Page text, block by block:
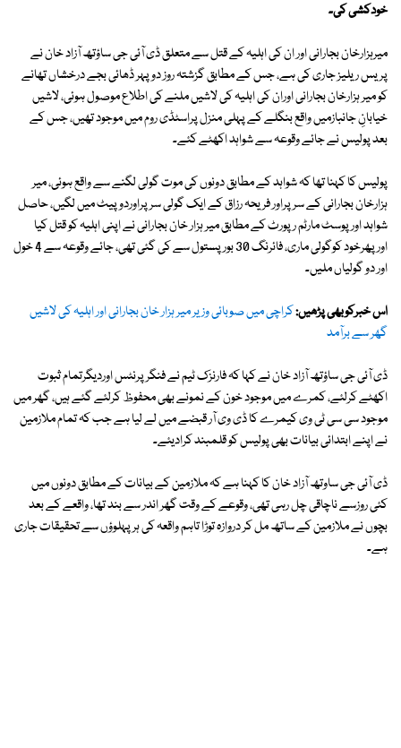
خودکشی کی۔
میرہزارخان بجارانی اور ان کی اہلیہ کے قتل سے متعلق ڈی آئی جی ساؤتھ آزاد خان نے
پریس ریلیز جاری کی ہے، جس کے مطابق گزشتہ روز دوپہر ڈھائی بجے درخشاں تھانے
کو میر ہزارخان بجارانی اوران کی اہلیہ کی لاشیں ملنے کی اطلاع موصول ہوئی، لاشیں
خیابانِ جانبازمیں واقع بنگلے کے پہلی منزل پراسٹڈی روم میں موجود تھیں، جس کے
بعد پولیس نے جائے وقوعہ سے شواہد اکھٹے کئے۔
پولیس کا کہنا تھا کہ شواہد کے مطابق دونوں کی موت گولی لگنے سے واقع ہوئی، میر
ہزارخان بجارانی کے سر پراور فریحہ رزاق کے ایک گولی سرپراوردوپیٹ میں لگیں، حاصل
شواہد اورپوسٹ مارٹم رپورٹ کے مطابق میر ہزار خان بجارانی نے اپنی اہلیہ کو قتل کیا
اورپھرخود کوگولی ماری، فائرنگ 30 بور پستول سے کی گئی تھی، جائے وقوعہ سے 4 خول
اور دو گولیاں ملیں۔
اس خبرکوبھی پڑھیں:کراچی میں صوبائی وزیر میر ہزار خان بجارانی اور اہلیہ کی لاشیں
گھر سے برآمد
ڈی آئی جی ساؤتھ آزاد خان نے کہا کہ فارنزک ٹیم نے فنگرپرنٹس اوردیگرتمام ثبوت
اکھٹے کرلئے، کمرے میں موجود خون کے نمونے بھی محفوظ کرلئے گئے ہیں، گھر میں
موجود سی سی ٹی وی کیمرے کا ڈی وی آر قبضے میں لے لیا ہے جب کہ تمام ملازمین
نے اپنے ابتدائی بیانات بھی پولیس کو قلمبند کرادیئے۔
ڈی آئی جی ساوتھ آزاد خان کا کہنا ہے کہ ملازمین کے بیانات کے مطابق دونوں میں
کئی روزسے ناچاقی چل رہی تھی، وقوعے کے وقت گھر اندر سے بند تھا، واقعے کے بعد
بچوں نے ملازمین کے ساتھ مل کر دروازہ توڑا تاہم واقعہ کی ہر پہلوؤں سے تحقیقات جاری
ہے۔